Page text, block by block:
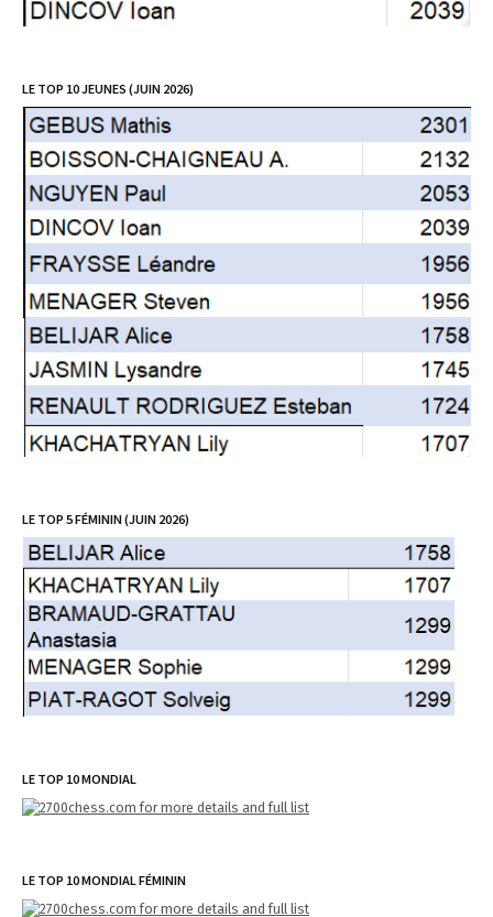
LE TOP 10 JEUNES (JUIN 2026)
LE TOP 5 FÉMININ (JUIN 2026)
LE TOP 10 MONDIAL
LE TOP 10 MONDIAL FÉMININ